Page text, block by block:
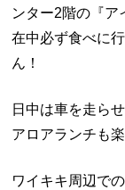
ンター2階の『ア
在中必ず食べに
ん！
日中は車を走ら
アロアランチも
ワイキキ周辺で